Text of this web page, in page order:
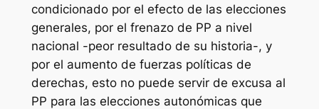
condicionado por el efecto de las elecciones
generales, por el frenazo de PP a nivel
nacional -peor resultado de su historia-, y
por el aumento de fuerzas políticas de
derechas, esto no puede servir de excusa al
PP para las elecciones autonómicas que